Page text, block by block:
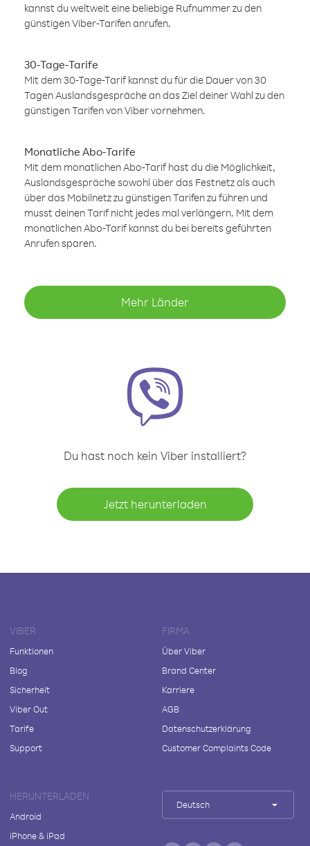
kannst du weltweit eine beliebige Rufnummer zu den
günstigen Viber-Tarifen anrufen.
30-Tage-Tarife
Mit dem 30-Tage-Tarif kannst du für die Dauer von 30
Tagen Auslandsgespräche an das Ziel deiner Wahl zu den
günstigen Tarifen von Viber vornehmen.
Monatliche Abo-Tarife
Mit dem monatlichen Abo-Tarif hast du die Möglichkeit,
Auslandsgespräche sowohl über das Festnetz als auch
über das Mobilnetz zu günstigen Tarifen zu führen und
musst deinen Tarif nicht jedes mal verlängern. Mit dem
monatlichen Abo-Tarif kannst du bei bereits geführten
Anrufen sparen.
Mehr Länder
Du hast noch kein Viber installiert?
Jetzt herunterladen
VIBER
Funktionen
Blog
Sicherheit
Viber Out
Tarife
Support
FIRMA
Über Viber
Brand Center
Karriere
AGB
Datenschutzerklärung
Customer Complaints Code
HERUNTERLADEN
Android
iPhone & iPad
Deutsch